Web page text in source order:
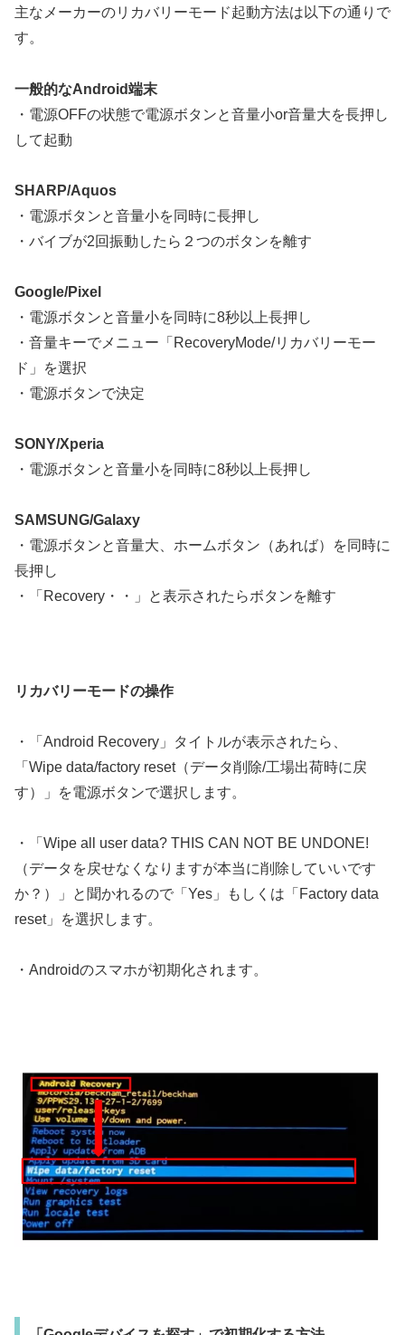
主なメーカーのリカバリーモード起動方法は以下の通りで
す。
一般的なAndroid端末
・電源OFFの状態で電源ボタンと音量小or音量大を長押し
して起動
SHARP/Aquos
・電源ボタンと音量小を同時に長押し
・バイブが2回振動したら２つのボタンを離す
Google/Pixel
・電源ボタンと音量小を同時に8秒以上長押し
・音量キーでメニュー「RecoveryMode/リカバリーモー
ド」を選択
・電源ボタンで決定
SONY/Xperia
・電源ボタンと音量小を同時に8秒以上長押し
SAMSUNG/Galaxy
・電源ボタンと音量大、ホームボタン（あれば）を同時に
長押し
・「Recovery・・」と表示されたらボタンを離す
リカバリーモードの操作
・「Android Recovery」タイトルが表示されたら、
「Wipe data/factory reset（データ削除/工場出荷時に戻
す）」を電源ボタンで選択します。
・「Wipe all user data? THIS CAN NOT BE UNDONE!
（データを戻せなくなりますが本当に削除していいです
か？）」と聞かれるので「Yes」もしくは「Factory data
reset」を選択します。
・Androidのスマホが初期化されます。